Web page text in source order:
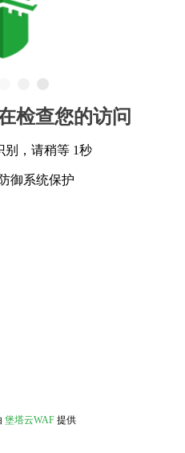
检查您的访问
别，请稍等 1秒
御系统保护
堡塔云WAF 提供